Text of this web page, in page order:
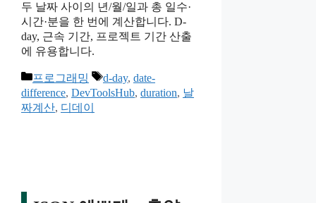
두 날짜 사이의 년/월/일과 총 일수·
시간·분을 한 번에 계산합니다. D-
day, 근속 기간, 프로젝트 기간 산출
에 유용합니다.
카
테
고
프로그래밍
태
그
d-day, date-
difference, DevToolsHub, duration, 날
짜계산, 디데이